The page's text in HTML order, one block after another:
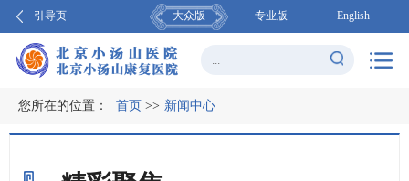
引导页 大众版 专业版 English
您所在的位置： 首页 >> 新闻中心